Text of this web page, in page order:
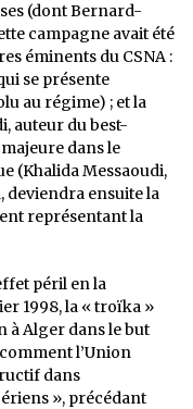
(dont Bernard-
campagne avait été
éminents du CSNA :
se présente
au régime) ; et la
auteur du best-
dans le
(Khalida Messaoudi,
deviendra ensuite la
représentant la
péril en la
1998, la « troïka »
à Alger dans le but
l’Union
dans
», précédant